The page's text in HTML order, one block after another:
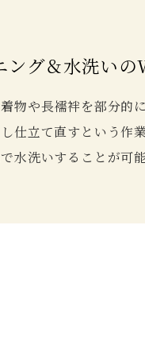
ング＆水洗いの
物や長襦袢を部分的
仕立て直すという作
水洗いすることが可